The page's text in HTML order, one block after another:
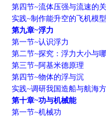
第四节~流体压强与流速的
实践~制作能升空的飞机模型
第九章~浮力
第一节~认识浮力
第二节~探究：浮力大小与哪
第三节~阿基米德原理
第四节~物体的浮与沉
实践~调研我国造船与航海
第十章~功与机械能
第一节~机械功